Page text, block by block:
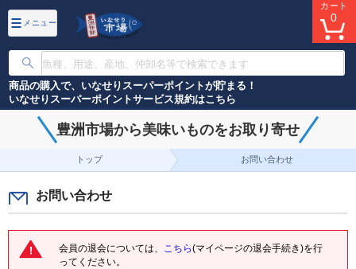
メニュー
カート
0
商品の購入で、いなせりスーパーポイントが貯まる！
いなせりスーパーポイントサービス規約はこちら
豊洲市場から美味いものをお取り寄せ
トップ お問い合わせ
お問い合わせ
会員の退会については、 こちら(マイページの退会手続き)を行
ってください。